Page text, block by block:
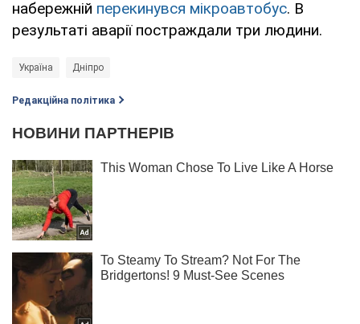
набережній перекинувся мікроавтобус. В
результаті аварії постраждали три людини.
Україна Дніпро
Редакційна політика